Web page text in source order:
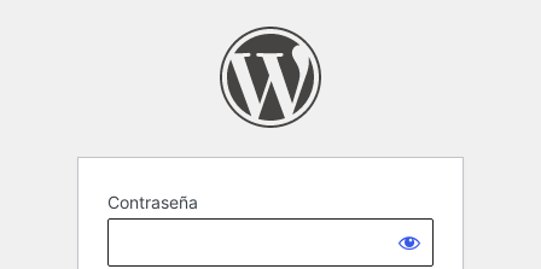
Contraseña